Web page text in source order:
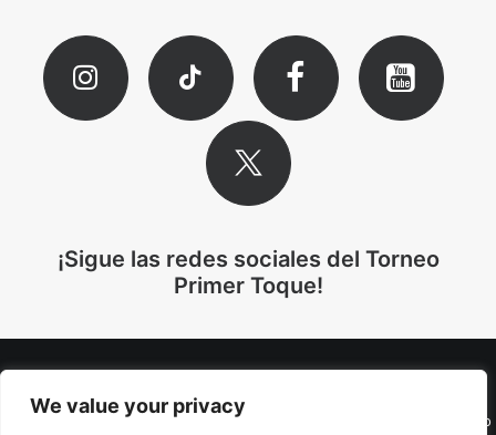
We value your privacy
¡Sigue las redes sociales del Torneo
Primer Toque!
© 2025 Torneo Primer Toque. Todos los derechos reservados. Diseño